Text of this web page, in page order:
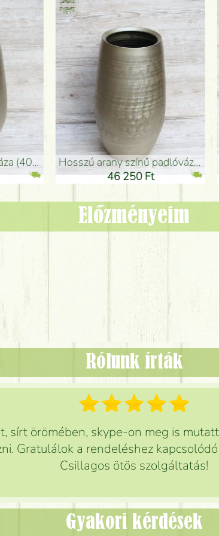
(50x29cm)
Ft
fekete design váza
11 250 Ft
Előzményeim
Rólunk írták
sírt örömében, skype-on meg is
Gratulálok a rendeléshez
Csillagos ötös szolgáltatás!
Gyakori kérdések